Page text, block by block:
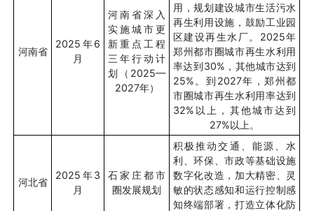
河南省
2025 年6
月
河南省深入
实施城市更
新重点工程
三年行动计
划（ 2025—
2027年）
用，规划建设城市生活污水
再生利用设施，鼓励工业园
区建设再生水厂。 2025年
郑州都市圈城市再生水利用
率达到30% ，其他城市达到
25% 。到 2027年，郑州都
市圈城市再生水利用率达到
32% 以上，其他城市达到
27%以上。
河北省
2025 年3
月
石家庄都市
圈发展规划
积极推动交通、能源、水
利、环保、市政等基础设施
数字化改造，加大精密、灵
敏的状态感知和运行控制感
知终端部署，打造立体化防